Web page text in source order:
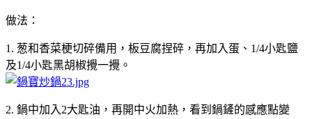
做法：
1. 葱和香菜梗切碎備用，板豆腐捏碎，再加入蛋、1/4小匙鹽
及1/4小匙黑胡椒攪一攪。
2. 鍋中加入2大匙油，再開中火加熱，看到鍋鏟的感應點變